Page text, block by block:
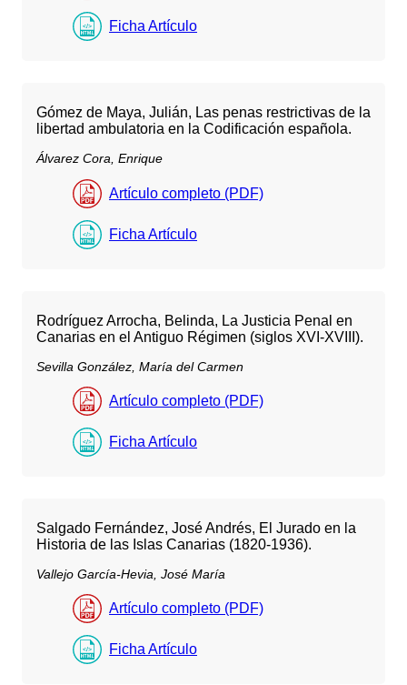
Ficha Artículo
Gómez de Maya, Julián, Las penas restrictivas de la
libertad ambulatoria en la Codificación española.
Álvarez Cora, Enrique
Artículo completo (PDF)
Ficha Artículo
Rodríguez Arrocha, Belinda, La Justicia Penal en
Canarias en el Antiguo Régimen (siglos XVI-XVIII).
Sevilla González, María del Carmen
Artículo completo (PDF)
Ficha Artículo
Salgado Fernández, José Andrés, El Jurado en la
Historia de las Islas Canarias (1820-1936).
Vallejo García-Hevia, José María
Artículo completo (PDF)
Ficha Artículo